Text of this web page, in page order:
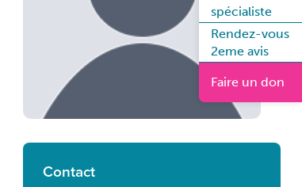
spécialiste
Rendez-vous
2eme avis
Faire un don
Contact